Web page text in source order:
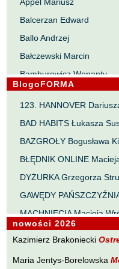
Balcerzan Edward
Ballo Andrzej
Bałczewski Marcin
Bamburowicz Wenanty
Bawołek Waldemar
Bereza Henryk
Berezin Kostia
Bielawa Jacek
Biernacka Alina
Bieszczad Maciej
Bigoszewska Maria
Bitner Dariusz
Błahy Jarosław
BlogoFORMA
123. HANNOVER
BAD HABITS Łukasza
BAZGROŁY Bogusława
BŁĘDNIK ONLINE
DYŻURKA Grzegorza
GAWĘDY
MACHNIĘCIA Macieja
MAŁOMIASTECZKOWE
nowości 2026
Kazimierz Brakoniecki
Maria Jentys-Borelowska